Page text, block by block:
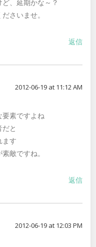
、延期かな～？
さいませ。
返信
2012-06-19 at 11:12 AM
要素ですよね
と
ます
敵ですね。
返信
2012-06-19 at 12:03 PM